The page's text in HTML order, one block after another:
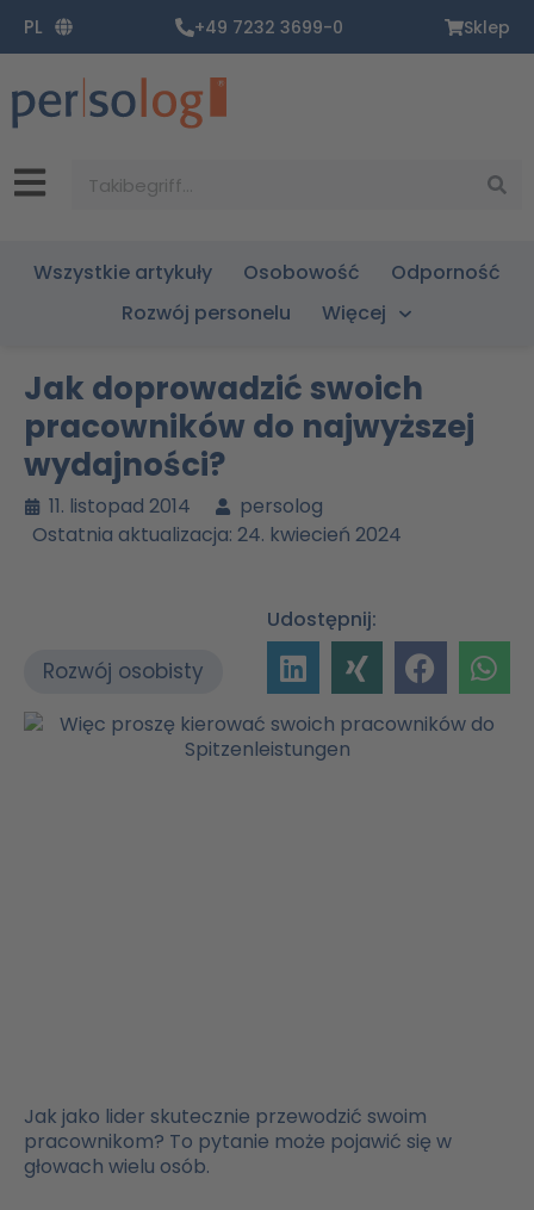
Inhalt
springen
PL +49 7232 3699-0 Sklep
Wszystkie artykuły Osobowość
Odporność
Rozwój personelu
Więcej
Jak doprowadzić swoich
pracowników do najwyższej
wydajności?
11. listopad 2014
persolog
Ostatnia aktualizacja: 24. kwiecień 2024
Rozwój osobisty
Udostępnij:
Jak jako lider skutecznie przewodzić swoim
pracownikom? To pytanie może pojawić się w
głowach wielu osób.